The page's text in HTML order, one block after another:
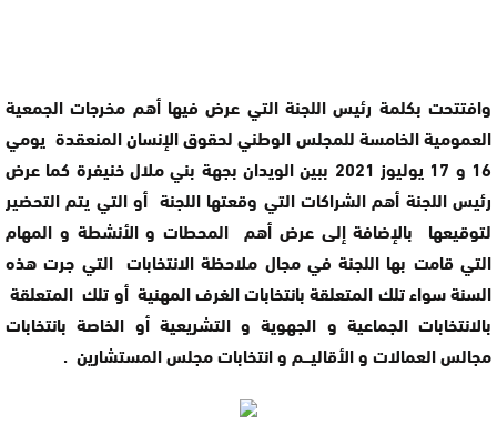
وافتتحت بكلمة رئيس اللجنة التي عرض فيها أهم مخرجات الجمعية
العمومية الخامسة للمجلس الوطني لحقوق الإنسان المنعقدة يومي
16 و 17 يوليوز 2021 ببين الويدان بجهة بني ملال خنيفرة كما عرض
رئيس اللجنة أهم الشراكات التي وقعتها اللجنة أو التي يتم التحضير
لتوقيعها بالإضافة إلى عرض أهم المحطات و الأنشطة و المهام
التي قامت بها اللجنة في مجال ملاحظة الانتخابات التي جرت هذه
السنة سواء تلك المتعلقة بانتخابات الغرف المهنية أو تلك المتعلقة
بالانتخابات الجماعية و الجهوية و التشريعية أو الخاصة بانتخابات
مجالس العمالات و الأقاليـــم و انتخابات مجلس المستشارين .